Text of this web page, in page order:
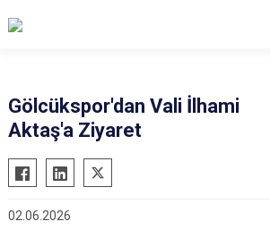
Gölcükspor'dan Vali İlhami
Aktaş'a Ziyaret
02.06.2026